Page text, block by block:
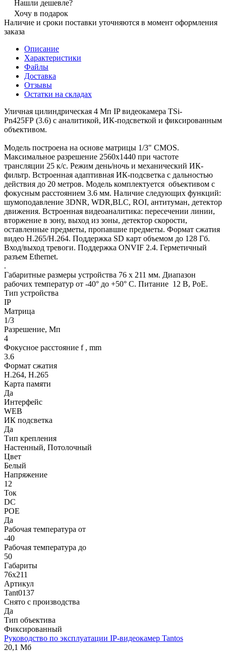
Нашли дешевле?
Хочу в подарок
Наличие и сроки поставки уточняются в момент оформления
заказа
Описание
Характеристики
Файлы
Доставка
Отзывы
Остатки на складах
Уличная цилиндрическая 4 Мп IP видеокамера TSi-
Pn425FP (3.6) с аналитикой, ИК-подсветкой и фиксированным
объективом.
Модель построена на основе матрицы 1/3" CMOS.
Максимальное разрешение 2560х1440 при частоте
трансляции 25 к/с. Режим день/ночь и механический ИК-
фильтр. Встроенная адаптивная ИК-подсветка с дальностью
действия до 20 метров. Модель комплектуется объективом с
фокусным расстоянием 3.6 мм. Наличие следующих функций:
шумоподавление 3DNR, WDR,BLC, ROI, антитуман, детектор
движения. Встроенная видеоаналитика: пересечении линии,
вторжение в зону, выход из зоны, детектор скорости,
оставленные предметы, пропавшие предметы. Формат сжатия
видео H.265/H.264. Поддержка SD карт объемом до 128 Гб.
Вход/выход тревоги. Поддержка ONVIF 2.4. Герметичный
разъем Ethernet.
.
Габаритные размеры устройства 76 х 211 мм. Диапазон
рабочих температур от -40° до +50° С. Питание 12 В, PoE.
Тип устройства
IP
Матрица
1/3
Разрешение, Мп
4
Фокусное расстояние f , mm
3.6
Формат сжатия
H.264, H.265
Карта памяти
Да
Интерфейс
WEB
ИК подсветка
Да
Тип крепления
Настенный, Потолочный
Цвет
Белый
Напряжение
12
Ток
DC
POE
Да
Рабочая температура от
-40
Рабочая температура до
50
Габариты
76х211
Артикул
Tant0137
Снято с производства
Да
Тип объектива
Фиксированный
Руководство по эксплуатации IP-видеокамер Tantos
20,1 Мб